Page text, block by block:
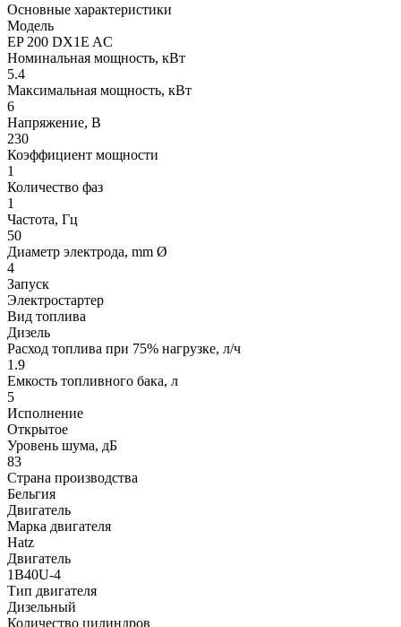
Основные характеристики
Модель
EP 200 DX1E AC
Номинальная мощность, кВт
5.4
Максимальная мощность, кВт
6
Напряжение, В
230
Коэффициент мощности
1
Количество фаз
1
Частота, Гц
50
Диаметр электрода, mm Ø
4
Запуск
Электростартер
Вид топлива
Дизель
Расход топлива при 75% нагрузке, л/ч
1.9
Емкость топливного бака, л
5
Исполнение
Открытое
Уровень шума, дБ
83
Страна производства
Бельгия
Двигатель
Марка двигателя
Hatz
Двигатель
1B40U-4
Тип двигателя
Дизельный
Количество цилиндров